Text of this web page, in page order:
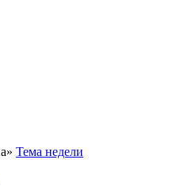
Тема недели